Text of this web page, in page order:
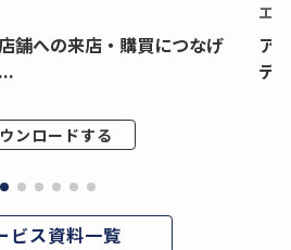
舗への来店・購買につなげ
ンロードする
エ
ア
デ
ビス資料一覧